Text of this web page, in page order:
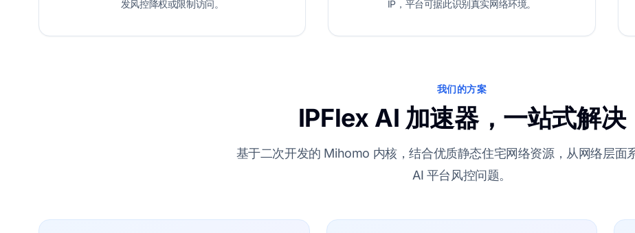
发风控降权或限制访问。
IP，平台可据此识别真实网络环境。
我们的方案
IPFlex AI 加速器，一站式解决
基于二次开发的 Mihomo 内核，结合优质静态住宅网络资源，从网络层面
AI 平台风控问题。